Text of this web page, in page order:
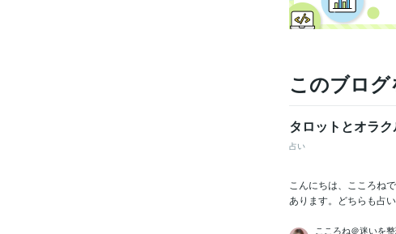
このブロ
タロットとオラ
占い
こんにちは、こころね
あります。どちらも占
こころね＠迷いを